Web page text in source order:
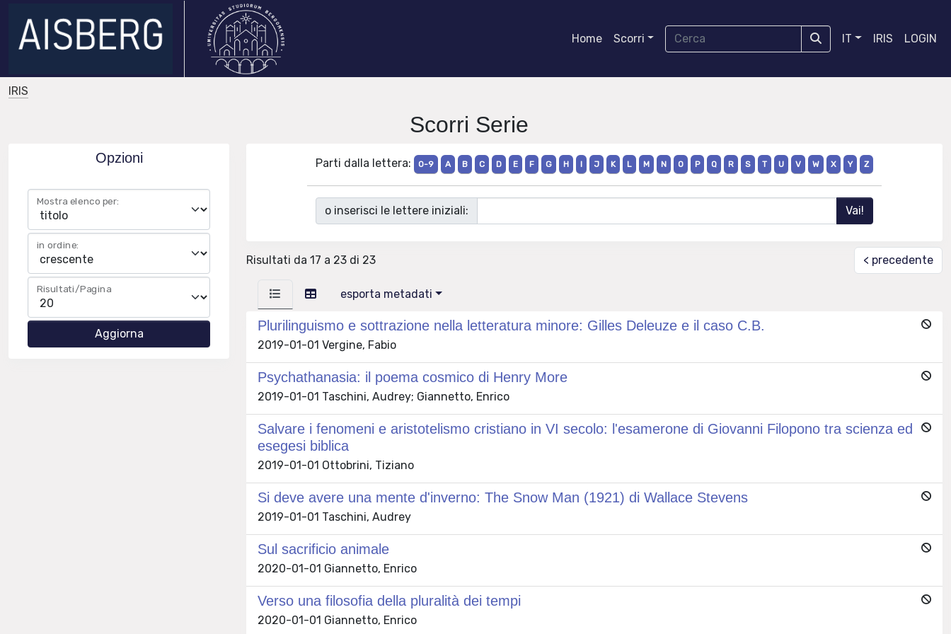
Home Scorri IT IRIS LOGIN
IRIS
Scorri Serie
Opzioni
Mostra elenco per:
in ordine:
Risultati/Pagina
Parti dalla lettera: 0-9 A B C D E F G H I J K L M N O P Q R S T U V W X Y Z
o inserisci le lettere iniziali:
Risultati da 17 a 23 di 23 < precedente
esporta metadati
Plurilinguismo e sottrazione nella letteratura minore: Gilles Deleuze e il caso C.B.
2019-01-01 Vergine, Fabio
Psychathanasia: il poema cosmico di Henry More
2019-01-01 Taschini, Audrey; Giannetto, Enrico
Salvare i fenomeni e aristotelismo cristiano in VI secolo: l'esamerone di Giovanni Filopono tra scienza ed
esegesi biblica
2019-01-01 Ottobrini, Tiziano
Si deve avere una mente d'inverno: The Snow Man (1921) di Wallace Stevens
2019-01-01 Taschini, Audrey
Sul sacrificio animale
2020-01-01 Giannetto, Enrico
Verso una filosofia della pluralità dei tempi
2020-01-01 Giannetto, Enrico